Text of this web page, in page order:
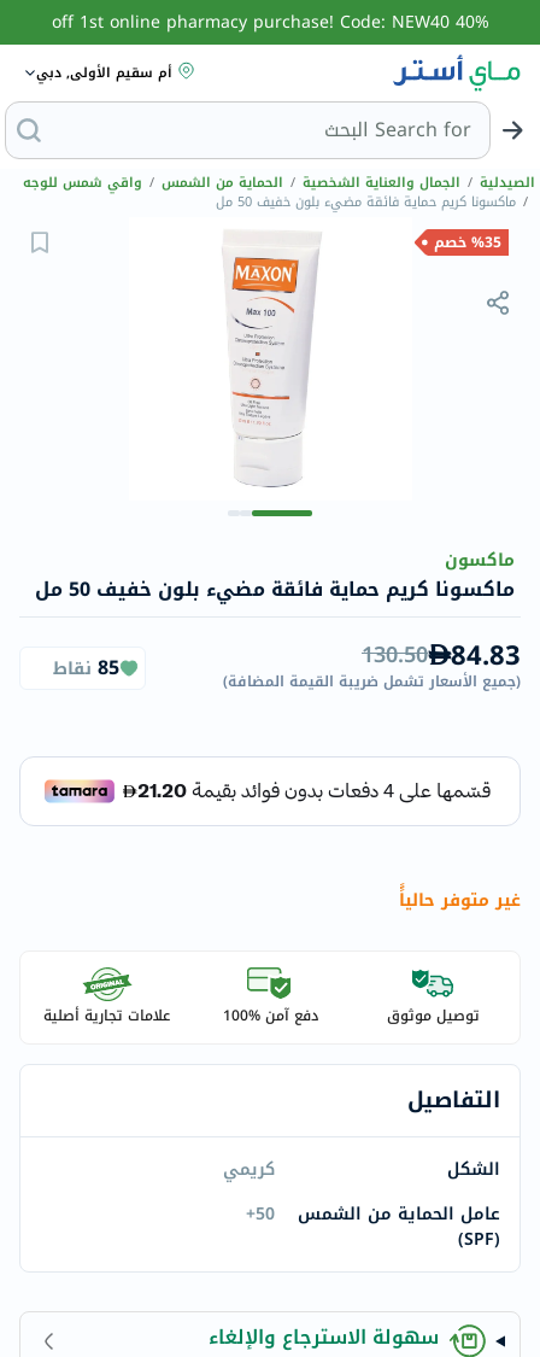
40% off 1st online pharmacy purchase! Code: NEW40
أم سقيم الأولى, دبي
Search for البحث عن
الصيدلية / الجمال والعناية الشخصية / الحماية من الشمس / واقي شمس للوجه
/ ماكسونا كريم حماية فائقة مضيء بلون خفيف 50 مل
%35 خصم
ماكسون
ماكسونا كريم حماية فائقة مضيء بلون خفيف 50 مل
84.83
130.50
(جميع الأسعار تشمل ضريبة القيمة المضافة)
85 نقاط
غير متوفر حالياًً
توصيل موثوق دفع آمن %100 علامات تجارية أصلية
التفاصيل
الشكل
كريمي
عامل الحماية من الشمس
(SPF)
50+
سهولة الاسترجاع والإلغاء